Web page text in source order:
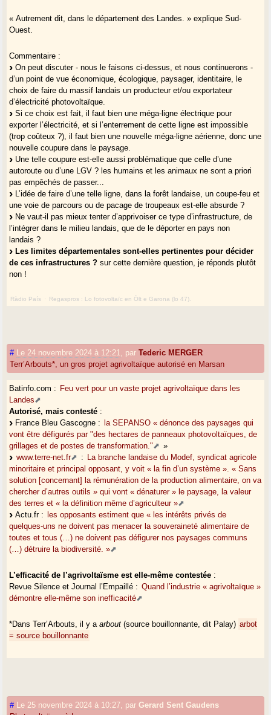
« Autrement dit, dans le département des Landes. » explique Sud-
Ouest.
Commentaire :
On peut discuter - nous le faisons ci-dessus, et nous continuerons -
d’un point de vue économique, écologique, paysager, identitaire, le
choix de faire du massif landais un producteur et/ou exportateur
d’électricité photovoltaïque.
Si ce choix est fait, il faut bien une méga-ligne électrique pour
exporter l’électricité, et si l’enterrement de cette ligne est impossible
(trop coûteux ?), il faut bien une nouvelle méga-ligne aérienne, donc une
nouvelle coupure dans le paysage.
Une telle coupure est-elle aussi problématique que celle d’une
autoroute ou d’une LGV ? les humains et les animaux ne sont a priori
pas empêchés de passer...
L’idée de faire d’une telle ligne, dans la forêt landaise, un coupe-feu et
une voie de parcours ou de pacage de troupeaux est-elle absurde ?
Ne vaut-il pas mieux tenter d’apprivoiser ce type d’infrastructure, de
l’intégrer dans le milieu landais, que de le déporter en pays non
landais ?
Les limites départementales sont-elles pertinentes pour décider
de ces infrastructures ? sur cette dernière question, je réponds plutôt
non !
Ràdio País · Regaspros : Lo fotovoltaïc en Òlt e Garona (lo 47).
# Le 24 novembre 2024 à 12:21 parTederic MERGER
Terr’Arbouts*, un gros projet agrivoltaïque autorisé en Marsan
Batinfo.com : Feu vert pour un vaste projet agrivoltaïque dans les
Landes
Autorisé, mais contesté :
France Bleu Gascogne :
la SEPANSO « dénonce des paysages qui
vont être défigurés par "des hectares de panneaux photovoltaïques, de
grillages et de postes de transformation."
»
www.terre-net.fr
:
La branche landaise du Modef, syndicat agricole
minoritaire et principal opposant, y voit « la fin d’un système ». « Sans
solution [concernant] la rémunération de la production alimentaire, on va
chercher d’autres outils » qui vont « dénaturer » le paysage, la valeur
des terres et « la définition même d’agriculteur »
Actu.fr :
les opposants estiment que « les intérêts privés de
quelques-uns ne doivent pas menacer la souveraineté alimentaire de
toutes et tous (…) ne doivent pas défigurer nos paysages communs
(…) détruire la biodiversité. »
L’efficacité de l’agrivoltaïsme est elle-même contestée :
Revue Silence et Journal l’Empaillé : Quand l’industrie « agrivoltaïque »
démontre elle-même son inefficacité
*Dans Terr’Arbouts, il y aarbout (source bouillonnante, dit Palay) arbot
= source bouillonnante
# Le 25 novembre 2024 à 10:27 parGerard Sent Gaudens